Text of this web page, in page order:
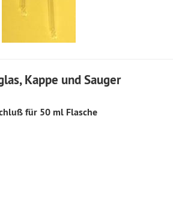
Kappe und Sauger
für 50 ml Flasche